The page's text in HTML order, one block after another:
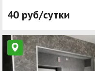
40 руб/сутки